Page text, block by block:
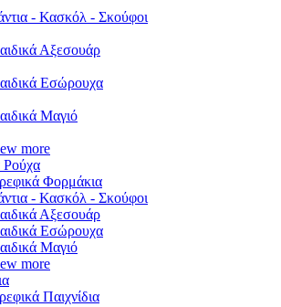
- Κασκόλ - Σκούφοι
Αξεσουάρ
Εσώρουχα
Μαγιό
more
Ρούχα
Φορμάκια
- Κασκόλ - Σκούφοι
Αξεσουάρ
Εσώρουχα
Μαγιό
more
Παιχνίδια